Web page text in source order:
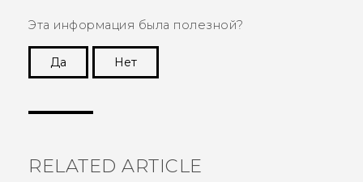
Эта информация была полезной?
Да
Нет
RELATED ARTICLE